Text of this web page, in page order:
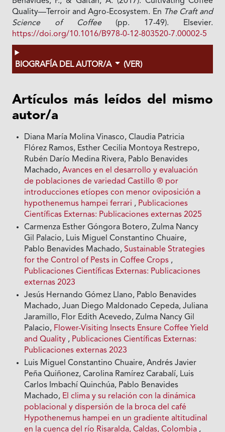
Quality—Terroir and Agro-Ecosystem. En The Craft and
Science of Coffee(pp. 17-49). Elsevier.
https://doi.org/10.1016/B978-0-12-803520-7.00002-5
BIOGRAFÍA DEL AUTOR/A (VER)
Artículos más leídos del mismo
autor/a
Diana María Molina Vinasco, Claudia Patricia
Flórez Ramos, Esther Cecilia Montoya Restrepo,
Rubén Darío Medina Rivera, Pablo Benavides
Machado,Avances en el desarrollo y evaluación
de poblaciones de variedad Castillo ® por
introducciones etíopes con menor oviposición a
hypothenemus hampei ferrari , Publicaciones
Científicas Externas: Publicaciones externas 2025
Carmenza Esther Góngora Botero, Zulma Nancy
Gil Palacio, Luis Miguel Constantino Chuaire,
Pablo Benavides Machado,Sustainable Strategies
for the Control of Pests in Coffee Crops ,
Publicaciones Científicas Externas: Publicaciones
externas 2023
Jesús Hernando Gómez Llano, Pablo Benavides
Machado, Juan Diego Maldonado Cepeda, Juliana
Jaramillo, Flor Edith Acevedo, Zulma Nancy Gil
Palacio, Flower-Visiting Insects Ensure Coffee Yield
and Quality , Publicaciones Científicas Externas:
Publicaciones externas 2023
Luis Miguel Constantino Chuaire, Andrés Javier
Peña Quiñonez, Carolina Ramírez Carabalí, Luis
Carlos Imbachí Quinchúa, Pablo Benavides
Machado, El clima y su relación con la dinámica
poblacional y dispersión de la broca del café
Hypothenemus hampei en un gradiente altitudinal
en la cuenca del río Risaralda, Caldas, Colombia ,